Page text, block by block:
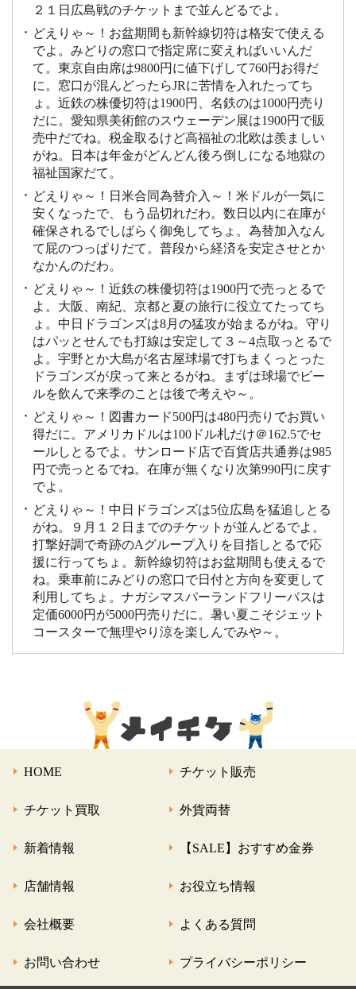
２１日広島戦のチケットまで並んどるでよ。
どえりゃ～！お盆期間も新幹線切符は格安で使える
でよ。みどりの窓口で指定席に変えればいいんだ
て。東京自由席は9800円に値下げして760円お得だ
に。窓口が混んどったらJRに苦情を入れたってち
ょ。近鉄の株優切符は1900円、名鉄のは1000円売り
だに。愛知県美術館のスウェーデン展は1900円で販
売中だでね。税金取るけど高福祉の北欧は羨ましい
がね。日本は年金がどんどん後ろ倒しになる地獄の
福祉国家だて。
どえりゃ～！日米合同為替介入～！米ドルが一気に
安くなったで、もう品切れだわ。数日以内に在庫が
確保されるでしばらく御免してちょ。為替加入なん
て屁のつっぱりだて。普段から経済を安定させとか
なかんのだわ。
どえりゃ～！近鉄の株優切符は1900円で売っとるで
よ。大阪、南紀、京都と夏の旅行に役立てたってち
ょ。中日ドラゴンズは8月の猛攻が始まるがね。守り
はパッとせんでも打線は安定して３～4点取っとるで
よ。宇野とか大島が名古屋球場で打ちまくっとった
ドラゴンズが戻って来とるがね。まずは球場でビー
ルを飲んで来季のことは後で考えや～。
どえりゃ～！図書カード500円は480円売りでお買い
得だに。アメリカドルは100ドル札だけ＠162.5でセ
ールしとるでよ。サンロード店で百貨店共通券は985
円で売っとるでね。在庫が無くなり次第990円に戻す
でよ。
どえりゃ～！中日ドラゴンズは5位広島を猛追しとる
がね。９月１２日までのチケットが並んどるでよ。
打撃好調で奇跡のAグループ入りを目指しとるで応
援に行ってちょ。新幹線切符はお盆期間も使えるで
ね。乗車前にみどりの窓口で日付と方向を変更して
利用してちょ。ナガシマスパーランドフリーパスは
定価6000円が5000円売りだに。暑い夏こそジェット
コースターで無理やり涼を楽しんでみや～。
HOME チケット販売
チケット買取 外貨両替
新着情報 【SALE】おすすめ金券
店舗情報 お役立ち情報
会社概要 よくある質問
お問い合わせ プライバシーポリシー